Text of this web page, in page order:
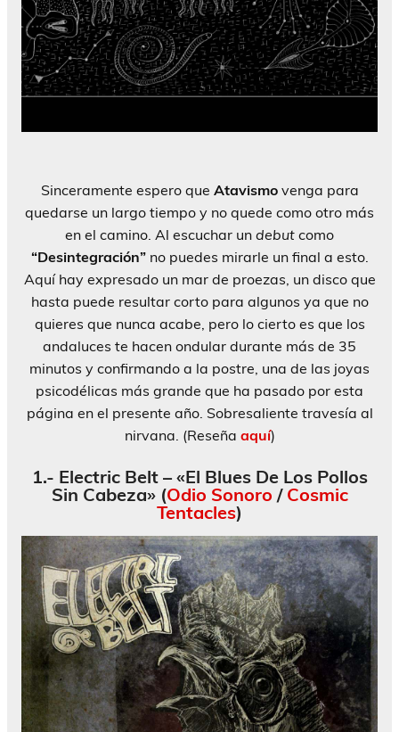
Sinceramente espero que Atavismovenga para
quedarse un largo tiempo y no quede como otro más
en el camino. Al escuchar un debut como
“Desintegración”no puedes mirarle un final a esto.
Aquí hay expresado un mar de proezas, un disco que
hasta puede resultar corto para algunos ya que no
quieres que nunca acabe, pero lo cierto es que los
andaluces te hacen ondular durante más de 35
minutos y confirmando a la postre, una de las joyas
psicodélicas más grande que ha pasado por esta
página en el presente año. Sobresaliente travesía al
nirvana. (Reseña aquí)
1.- Electric Belt – «El Blues De Los Pollos
Sin Cabeza» (Odio Sonoro / Cosmic
Tentacles)